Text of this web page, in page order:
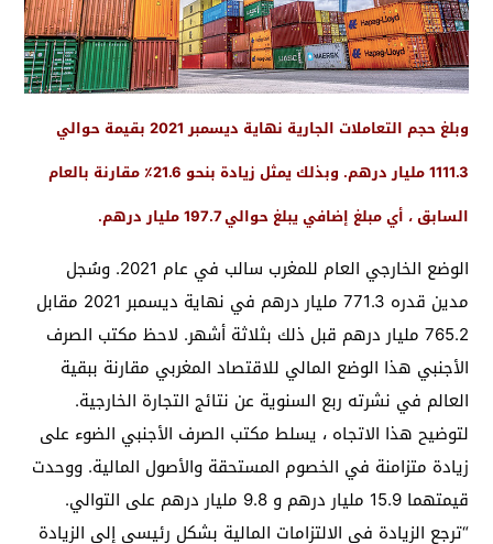
وبلغ حجم التعاملات الجارية نهاية ديسمبر 2021 بقيمة حوالي
1111.3 مليار درهم. وبذلك يمثل زيادة بنحو 21.6٪ مقارنة بالعام
السابق ، أي مبلغ إضافي يبلغ حوالي 197.7 مليار درهم.
الوضع الخارجي العام للمغرب سالب في عام 2021. وسُجل
مدين قدره 771.3 مليار درهم في نهاية ديسمبر 2021 مقابل
765.2 مليار درهم قبل ذلك بثلاثة أشهر. لاحظ مكتب الصرف
الأجنبي هذا الوضع المالي للاقتصاد المغربي مقارنة ببقية
العالم في نشرته ربع السنوية عن نتائج التجارة الخارجية.
لتوضيح هذا الاتجاه ، يسلط مكتب الصرف الأجنبي الضوء على
زيادة متزامنة في الخصوم المستحقة والأصول المالية. ووحدت
قيمتهما 15.9 مليار درهم و 9.8 مليار درهم على التوالي.
“ترجع الزيادة في الالتزامات المالية بشكل رئيسي إلى الزيادة